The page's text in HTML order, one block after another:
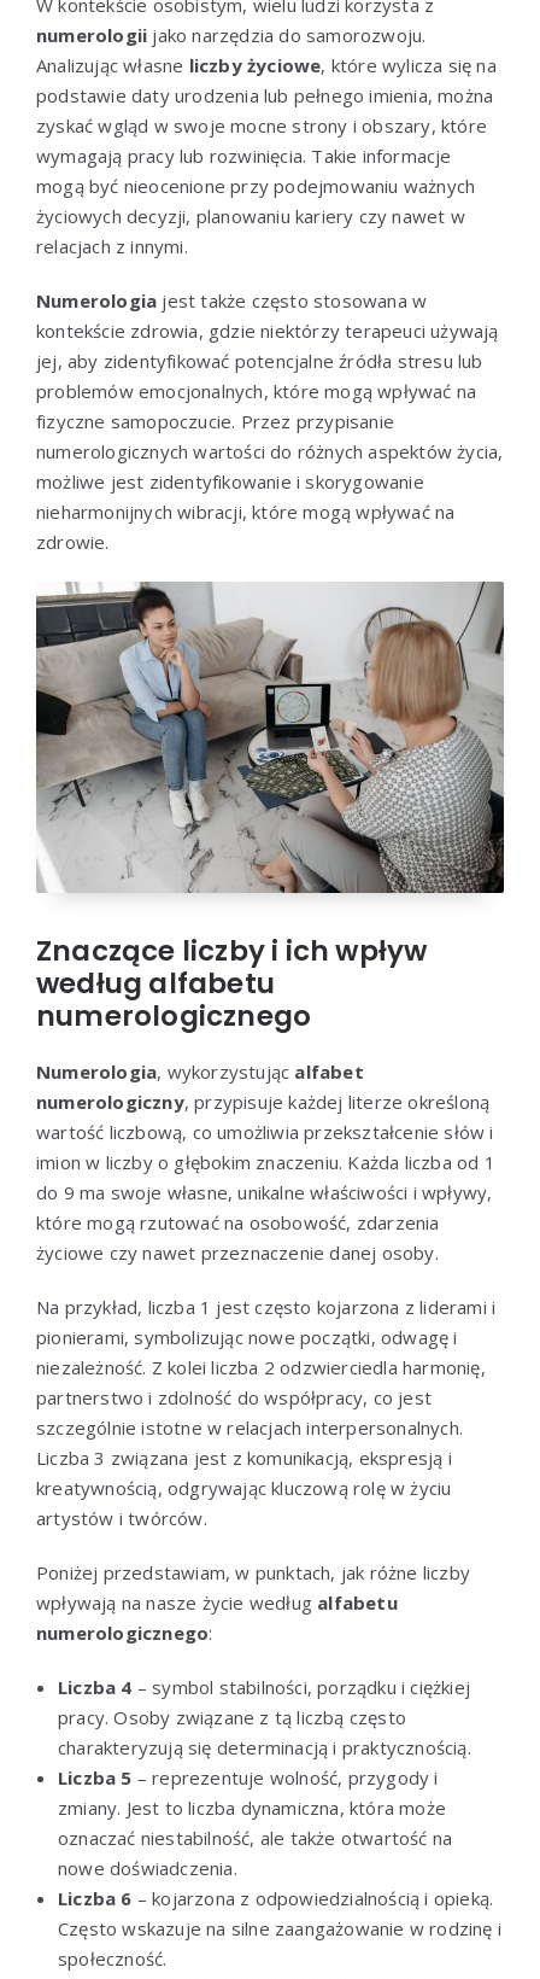
numerologii jako narzędzia do samorozwoju.
Analizując własne liczby życiowe, które wylicza się na
podstawie daty urodzenia lub pełnego imienia, można
zyskać wgląd w swoje mocne strony i obszary, które
wymagają pracy lub rozwinięcia. Takie informacje
mogą być nieocenione przy podejmowaniu ważnych
życiowych decyzji, planowaniu kariery czy nawet w
relacjach z innymi.
Numerologia jest także często stosowana w
kontekście zdrowia, gdzie niektórzy terapeuci używają
jej, aby zidentyfikować potencjalne źródła stresu lub
problemów emocjonalnych, które mogą wpływać na
fizyczne samopoczucie. Przez przypisanie
numerologicznych wartości do różnych aspektów życia,
możliwe jest zidentyfikowanie i skorygowanie
nieharmonijnych wibracji, które mogą wpływać na
zdrowie.
Znaczące liczby i ich wpływ
według alfabetu
numerologicznego
Numerologia, wykorzystując alfabet
numerologiczny, przypisuje każdej literze określoną
wartość liczbową, co umożliwia przekształcenie słów i
imion w liczby o głębokim znaczeniu. Każda liczba od 1
do 9 ma swoje własne, unikalne właściwości i wpływy,
które mogą rzutować na osobowość, zdarzenia
życiowe czy nawet przeznaczenie danej osoby.
Na przykład, liczba 1 jest często kojarzona z liderami i
pionierami, symbolizując nowe początki, odwagę i
niezależność. Z kolei liczba 2 odzwierciedla harmonię,
partnerstwo i zdolność do współpracy, co jest
szczególnie istotne w relacjach interpersonalnych.
Liczba 3 związana jest z komunikacją, ekspresją i
kreatywnością, odgrywając kluczową rolę w życiu
artystów i twórców.
Poniżej przedstawiam, w punktach, jak różne liczby
wpływają na nasze życie według alfabetu
numerologicznego:
Liczba 4 – symbol stabilności, porządku i ciężkiej
pracy. Osoby związane z tą liczbą często
charakteryzują się determinacją i praktycznością.
Liczba 5 – reprezentuje wolność, przygody i
zmiany. Jest to liczba dynamiczna, która może
oznaczać niestabilność, ale także otwartość na
nowe doświadczenia.
Liczba 6 – kojarzona z odpowiedzialnością i opieką.
Często wskazuje na silne zaangażowanie w rodzinę i
społeczność.